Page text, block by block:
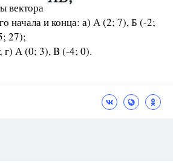
вектора
начала и конца: а) А (2; 7), Б (-2;
27);
А (0; 3), B (-4; 0).